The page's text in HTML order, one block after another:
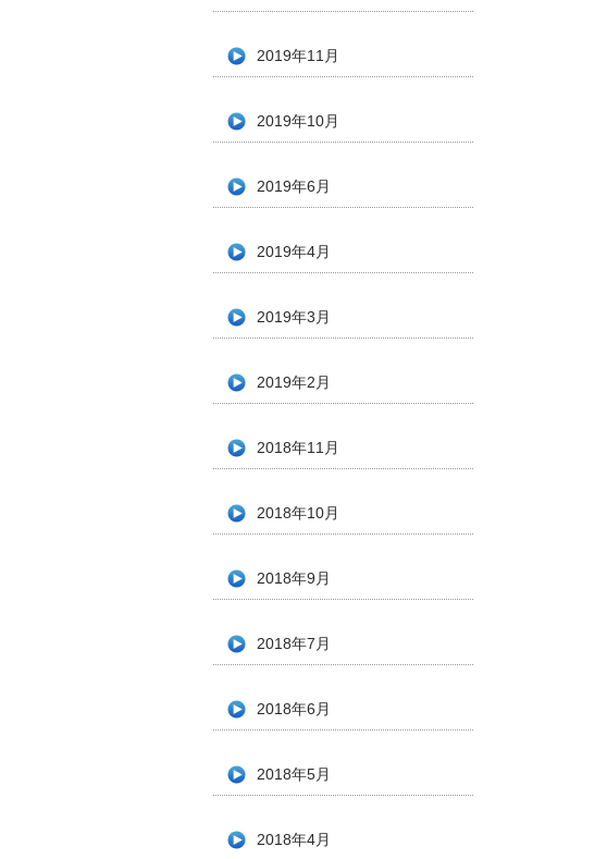
2019年11月
2019年10月
2019年6月
2019年4月
2019年3月
2019年2月
2018年11月
2018年10月
2018年9月
2018年7月
2018年6月
2018年5月
2018年4月